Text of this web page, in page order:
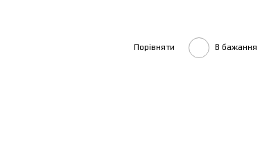
Порівняти В бажання